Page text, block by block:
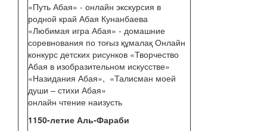
«Путь Абая» - онлайн экскурсия в
родной край Абая Кунанбаева
«Любимая игра Абая» - домашние
соревнования по тоғыз құмалақ Онлайн
конкурс детских рисунков «Творчество
Абая в изобразительном искусстве»
«Назидания Абая», «Талисман моей
души – стихи Абая»
онлайн чтение наизусть
1150-летие Аль-Фараби